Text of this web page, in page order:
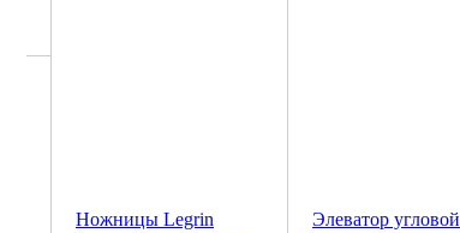
Ножницы Legrin
Элеватор угловой